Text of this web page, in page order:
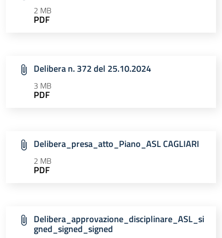
2 MB
PDF
Delibera n. 372 del 25.10.2024
3 MB
PDF
Delibera_presa_atto_Piano_ASL CAGLIARI
2 MB
PDF
Delibera_approvazione_disciplinare_ASL_si
gned_signed_signed